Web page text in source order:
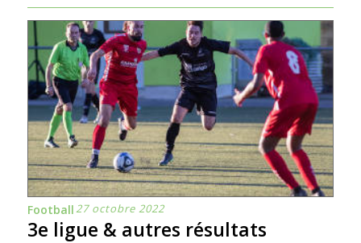
Football27 octobre 2022
3e ligue & autres résultats